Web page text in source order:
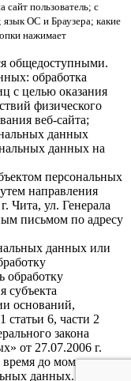
сайт пользователь; с
язык ОС и Браузера; какие
нажимает
общедоступными.
обработка
с целью оказания
физического
веб-сайта;
данных
данных на
персональных
направления
Чита, ул. Генерала
письмом по адресу
данных или
обработку
субъекта
оснований,
статьи 6, части 2
закона
от 27.07.2006 г.
время до момента
данных.